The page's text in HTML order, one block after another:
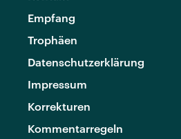
Empfang
Trophäen
Datenschutzerklärung
Impressum
Korrekturen
Kommentarregeln